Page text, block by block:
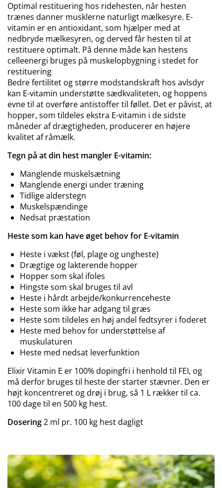
Optimal restituering hos ridehesten, når hesten
trænes danner musklerne naturligt mælkesyre. E-
vitamin er en antioxidant, som hjælper med at
nedbryde mælkesyren, og derved får hesten til at
restituere optimalt. På denne måde kan hestens
celleenergi bruges på muskelopbygning i stedet for
restituering
Bedre fertilitet og større modstandskraft hos avlsdyr
kan E-vitamin understøtte sædkvaliteten, og hoppens
evne til at overføre antistoffer til føllet. Det er påvist, at
hopper, som tildeles ekstra E-vitamin i de sidste
måneder af drægtigheden, producerer en højere
kvalitet af råmælk.
Tegn på at din hest mangler E-vitamin:
Manglende muskelsætning
Manglende energi under træning
Tidlige alderstegn
Muskelspændinge
Nedsat præstation
Heste som kan have øget behov for E-vitamin
Heste i vækst (føl, plage og ungheste)
Drægtige og lakterende hopper
Hopper som skal ifoles
Hingste som skal bruges til avl
Heste i hårdt arbejde/konkurrenceheste
Heste som ikke har adgang til græs
Heste som tildeles en høj andel fedtsyrer i foderet
Heste med behov for understøttelse af
muskulaturen
Heste med nedsat leverfunktion
Elixir Vitamin E er 100% dopingfri i henhold til FEI, og
må derfor bruges til heste der starter stævner. Den er
højt koncentreret og drøj i brug, så 1 L rækker til ca.
100 dage til en 500 kg hest.
Dosering2 ml pr. 100 kg hest dagligt